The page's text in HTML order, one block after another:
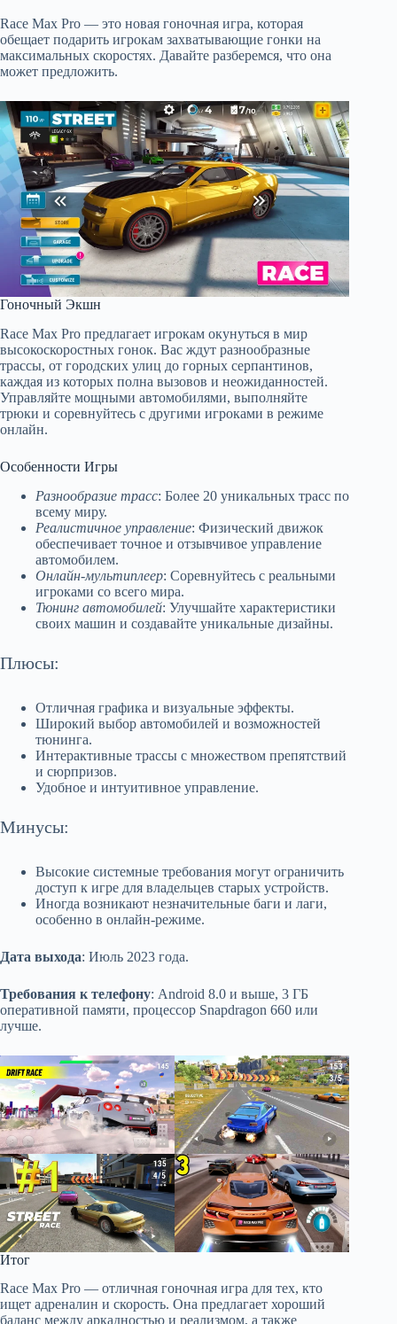
Race Max Pro — это новая гоночная игра, которая
обещает подарить игрокам захватывающие гонки на
максимальных скоростях. Давайте разберемся, что она
может предложить.
Гоночный Экшн
Race Max Pro предлагает игрокам окунуться в мир
высокоскоростных гонок. Вас ждут разнообразные
трассы, от городских улиц до горных серпантинов,
каждая из которых полна вызовов и неожиданностей.
Управляйте мощными автомобилями, выполняйте
трюки и соревнуйтесь с другими игроками в режиме
онлайн.
Особенности Игры
Разнообразие трасс: Более 20 уникальных трасс по
всему миру.
Реалистичное управление: Физический движок
обеспечивает точное и отзывчивое управление
автомобилем.
Онлайн-мультиплеер: Соревнуйтесь с реальными
игроками со всего мира.
Тюнинг автомобилей: Улучшайте характеристики
своих машин и создавайте уникальные дизайны.
Плюсы:
Отличная графика и визуальные эффекты.
Широкий выбор автомобилей и возможностей
тюнинга.
Интерактивные трассы с множеством препятствий
и сюрпризов.
Удобное и интуитивное управление.
Минусы:
Высокие системные требования могут ограничить
доступ к игре для владельцев старых устройств.
Иногда возникают незначительные баги и лаги,
особенно в онлайн-режиме.
Дата выхода: Июль 2023 года.
Требования к телефону: Android 8.0 и выше, 3 ГБ
оперативной памяти, процессор Snapdragon 660 или
лучше.
Итог
Race Max Pro — отличная гоночная игра для тех, кто
ищет адреналин и скорость. Она предлагает хороший
баланс между аркадностью и реализмом, а также